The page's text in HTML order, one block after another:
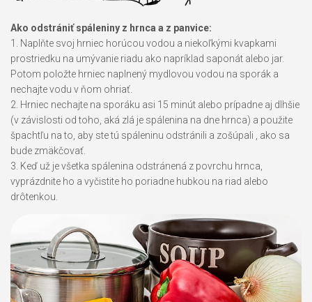
Ako odstrániť spáleniny z hrnca a z panvice:
1. Naplňte svoj hrniec horúcou vodou a niekoľkými kvapkami
prostriedku na umývanie riadu ako napríklad saponát alebo jar.
Potom položte hrniec naplnený mydlovou vodou na sporák a
nechajte vodu v ňom ohriať.
2. Hrniec nechajte na sporáku asi 15 minút alebo prípadne aj dlhšie
(v závislosti od toho, aká zlá je spálenina na dne hrnca) a použite
špachtľu na to, aby ste tú spáleninu odstránili a zošúpali , ako sa
bude zmäkčovať.
3. Keď už je všetka spálenina odstránená z povrchu hrnca,
vyprázdnite ho a vyčistite ho poriadne hubkou na riad alebo
drôtenkou.